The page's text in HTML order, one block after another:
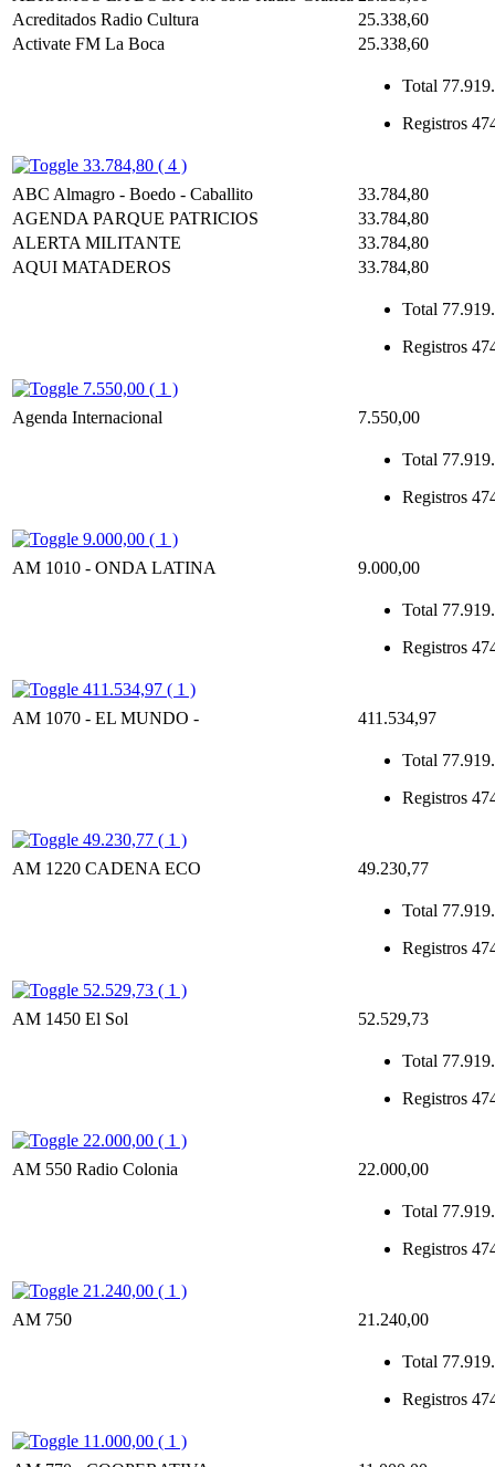
Acreditados Radio Cultura
25.338,60
Activate FM La Boca
25.338,60
Total
Registros
33.784,80 ( 4 )
ABC Almagro - Boedo - Caballito
33.784,80
AGENDA PARQUE PATRICIOS
33.784,80
ALERTA MILITANTE
33.784,80
AQUI MATADEROS
33.784,80
Total
Registros
7.550,00 ( 1 )
Agenda Internacional
7.550,00
Total
Registros
9.000,00 ( 1 )
AM 1010 - ONDA LATINA
9.000,00
Total
Registros
411.534,97 ( 1 )
AM 1070 - EL MUNDO -
411.534,97
Total
Registros
49.230,77 ( 1 )
AM 1220 CADENA ECO
49.230,77
Total
Registros
52.529,73 ( 1 )
AM 1450 El Sol
52.529,73
Total
Registros
22.000,00 ( 1 )
AM 550 Radio Colonia
22.000,00
Total
Registros
21.240,00 ( 1 )
AM 750
21.240,00
Total
Registros
11.000,00 ( 1 )